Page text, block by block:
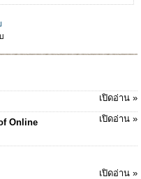
เปิดอ่าน »
Online
เปิดอ่าน »
เปิดอ่าน »